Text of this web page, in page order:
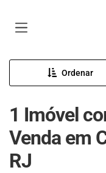
Ordenar
1 Imóvel
Venda em
RJ